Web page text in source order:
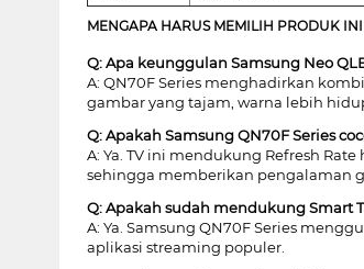
MENGAPA HARUS MEMILIH PRODUK
Q: Apa keunggulan Samsung Neo
A: QN70F Series menghadirkan
gambar yang tajam, warna lebih
Q: Apakah Samsung QN70F Series
A: Ya. TV ini mendukung Refresh
sehingga memberikan pengalaman
Q: Apakah sudah mendukung Smart
A: Ya. Samsung QN70F Series
aplikasi streaming populer.